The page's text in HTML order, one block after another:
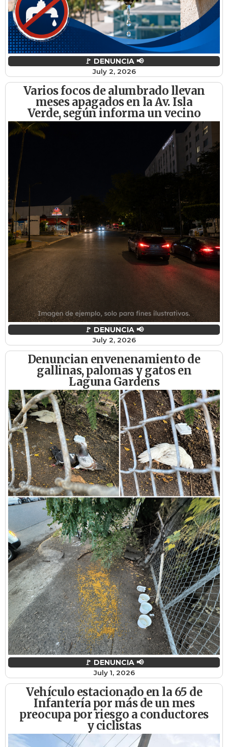
🚩 DENUNCIA 📢
July 2, 2026
Varios focos de alumbrado llevan
meses apagados en la Av. Isla
Verde, según informa un vecino
🚩 DENUNCIA 📢
July 2, 2026
Denuncian envenenamiento de
gallinas, palomas y gatos en
Laguna Gardens
🚩 DENUNCIA 📢
July 1, 2026
Vehículo estacionado en la 65 de
Infantería por más de un mes
preocupa por riesgo a conductores
y ciclistas